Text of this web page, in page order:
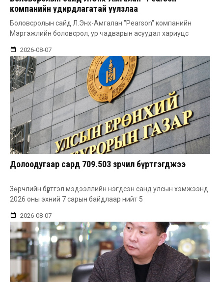
компанийн удирдлагатай уулзлаа
Боловсролын сайд Л.Энх-Амгалан "Pearson" компанийн
Мэргэжлийн боловсрол, ур чадварын асуудал хариуцс
2026-08-07
Долоодугаар сард 709.503 зөрчил бүртгэгджээ
Зөрчлийн бүртгэл мэдээллийн нэгдсэн санд улсын хэмжээнд
2026 оны эхний 7 сарын байдлаар нийт 5
2026-08-07